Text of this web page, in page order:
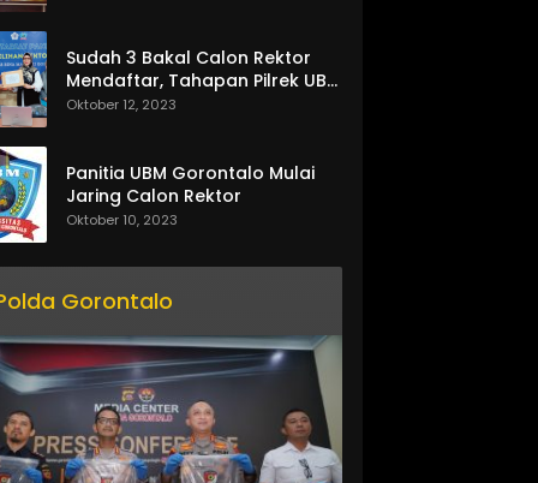
Sudah 3 Bakal Calon Rektor
Mendaftar, Tahapan Pilrek UBM
Gorontalo Makin Seru
Oktober 12, 2023
Panitia UBM Gorontalo Mulai
Jaring Calon Rektor
Oktober 10, 2023
Gorontalo